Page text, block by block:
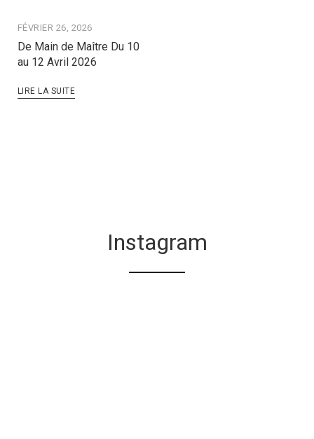
FÉVRIER 26, 2026
De Main de Maître Du 10
au 12 Avril 2026
LIRE LA SUITE
Instagram